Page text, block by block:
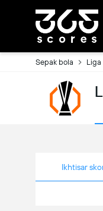
Sepak bola Liga
Ikhtisar